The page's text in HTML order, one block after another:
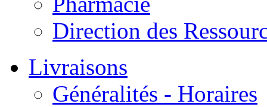
Direction des
Livraisons
Généralités - Horaires